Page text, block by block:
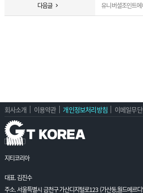
다음글 유니버셜조인트
회사소개 이용약관 개인정보처리방침 이메일무
지티코리아
대표. 김진수
주소. 서울특별시 금천구 가산디지털로123 (가산동,월드메르